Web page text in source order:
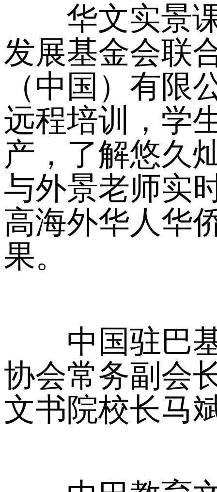
华文实景
发展基金会联
（中国）有
远程培训，学
产，了解悠久
与外景老师实
高海外华人华
果。
中国驻巴基
协会常务副会
文书院校长马